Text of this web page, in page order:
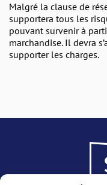
Malgré la clause de
supportera tous les
pouvant survenir à
marchandise. Il devra
supporter les charges.